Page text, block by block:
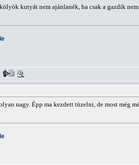
kutyát nem ajánlanék, ha csak a gazdik
nagy. Épp ma kezdett tüzelni, de most még